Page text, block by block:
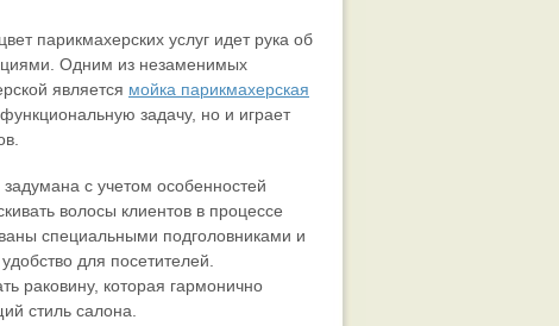
парикмахерских услуг идет рука об
Одним из незаменимых
является мойка парикмахерская
задачу, но и играет
с учетом особенностей
волосы клиентов в процессе
специальными подголовниками и
для посетителей.
раковину, которая гармонично
стиль салона.